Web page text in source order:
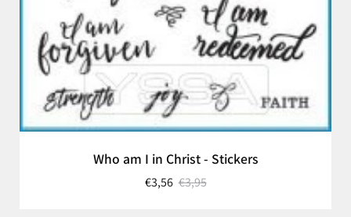
Who am I in Christ - Stickers
€3,56 €3,95